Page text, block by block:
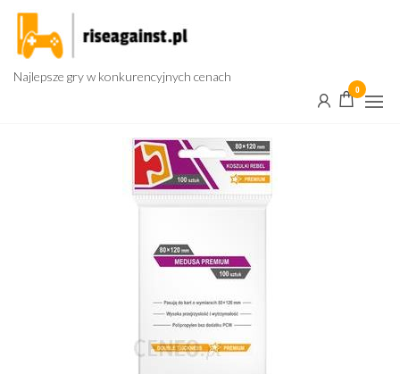
Przejdź
treści
Najlepsze gry w konkurencyjnych cenach
0